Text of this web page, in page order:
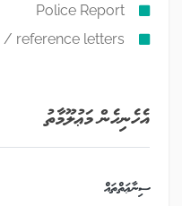
Police Report
/ reference letters
އެހެނިހެން މަޢުލޫމާތު
ސިނާޢަތްތައް